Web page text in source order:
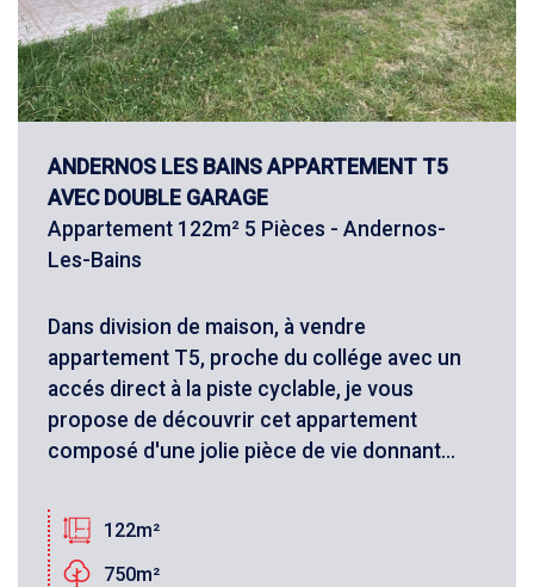
ANDERNOS LES BAINS APPARTEMENT T5
AVEC DOUBLE GARAGE
Appartement 122m² 5 Pièces - Andernos-
Les-Bains
Dans division de maison, à vendre
appartement T5, proche du collége avec un
accés direct à la piste cyclable, je vous
propose de découvrir cet appartement
composé d'une jolie pièce de vie donnant...
122m²
750m²